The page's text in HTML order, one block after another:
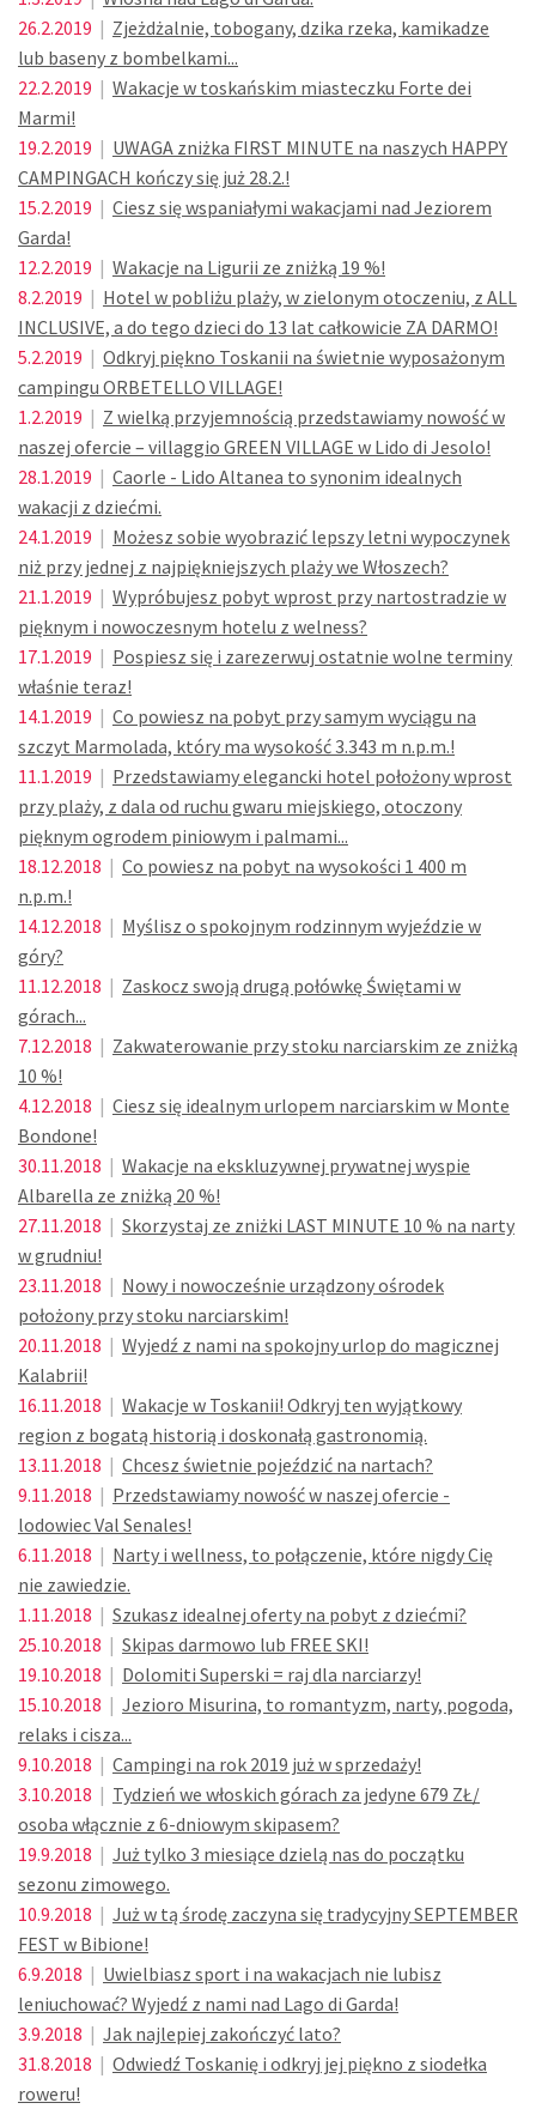
26.2.2019 | Zjeżdżalnie, tobogany, dzika rzeka, kamikadze
lub baseny z bombelkami...
22.2.2019 | Wakacje w toskańskim miasteczku Forte dei
Marmi!
19.2.2019 | UWAGA zniżka FIRST MINUTE na naszych HAPPY
CAMPINGACH kończy się już 28.2.!
15.2.2019 | Ciesz się wspaniałymi wakacjami nad Jeziorem
Garda!
12.2.2019 | Wakacje na Ligurii ze zniżką 19 %!
8.2.2019 | Hotel w pobliżu plaży, w zielonym otoczeniu, z ALL
INCLUSIVE, a do tego dzieci do 13 lat całkowicie ZA DARMO!
5.2.2019 | Odkryj piękno Toskanii na świetnie wyposażonym
campingu ORBETELLO VILLAGE!
1.2.2019 | Z wielką przyjemnością przedstawiamy nowość w
naszej ofercie – villaggio GREEN VILLAGE w Lido di Jesolo!
28.1.2019 | Caorle - Lido Altanea to synonim idealnych
wakacji z dziećmi.
24.1.2019 | Możesz sobie wyobrazić lepszy letni wypoczynek
niż przy jednej z najpiękniejszych plaży we Włoszech?
21.1.2019 | Wypróbujesz pobyt wprost przy nartostradzie w
pięknym i nowoczesnym hotelu z welness?
17.1.2019 | Pospiesz się i zarezerwuj ostatnie wolne terminy
właśnie teraz!
14.1.2019 | Co powiesz na pobyt przy samym wyciągu na
szczyt Marmolada, który ma wysokość 3.343 m n.p.m.!
11.1.2019 | Przedstawiamy elegancki hotel położony wprost
przy plaży, z dala od ruchu gwaru miejskiego, otoczony
pięknym ogrodem piniowym i palmami...
18.12.2018 | Co powiesz na pobyt na wysokości 1 400 m
n.p.m.!
14.12.2018 | Myślisz o spokojnym rodzinnym wyjeździe w
góry?
11.12.2018 | Zaskocz swoją drugą połówkę Świętami w
górach...
7.12.2018 | Zakwaterowanie przy stoku narciarskim ze zniżką
10 %!
4.12.2018 | Ciesz się idealnym urlopem narciarskim w Monte
Bondone!
30.11.2018 | Wakacje na ekskluzywnej prywatnej wyspie
Albarella ze zniżką 20 %!
27.11.2018 | Skorzystaj ze zniżki LAST MINUTE 10 % na narty
w grudniu!
23.11.2018 | Nowy i nowocześnie urządzony ośrodek
położony przy stoku narciarskim!
20.11.2018 | Wyjedź z nami na spokojny urlop do magicznej
Kalabrii!
16.11.2018 | Wakacje w Toskanii! Odkryj ten wyjątkowy
region z bogatą historią i doskonałą gastronomią.
13.11.2018 | Chcesz świetnie pojeździć na nartach?
9.11.2018 | Przedstawiamy nowość w naszej ofercie -
lodowiec Val Senales!
6.11.2018 | Narty i wellness, to połączenie, które nigdy Cię
nie zawiedzie.
1.11.2018 | Szukasz idealnej oferty na pobyt z dziećmi?
25.10.2018 | Skipas darmowo lub FREE SKI!
19.10.2018 | Dolomiti Superski = raj dla narciarzy!
15.10.2018 | Jezioro Misurina, to romantyzm, narty, pogoda,
relaks i cisza...
9.10.2018 | Campingi na rok 2019 już w sprzedaży!
3.10.2018 | Tydzień we włoskich górach za jedyne 679 ZŁ/
osoba włącznie z 6-dniowym skipasem?
19.9.2018 | Już tylko 3 miesiące dzielą nas do początku
sezonu zimowego.
10.9.2018 | Już w tą środę zaczyna się tradycyjny SEPTEMBER
FEST w Bibione!
6.9.2018 | Uwielbiasz sport i na wakacjach nie lubisz
leniuchować? Wyjedź z nami nad Lago di Garda!
3.9.2018 | Jak najlepiej zakończyć lato?
31.8.2018 | Odwiedź Toskanię i odkryj jej piękno z siodełka
roweru!